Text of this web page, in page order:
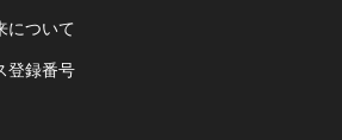
について
登録番号